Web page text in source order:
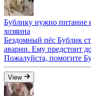
Бублику нужно питание
хозяина
Бездомный пёс Бублик
аварии. Ему предстоит
Пожалуйста, помогите
View